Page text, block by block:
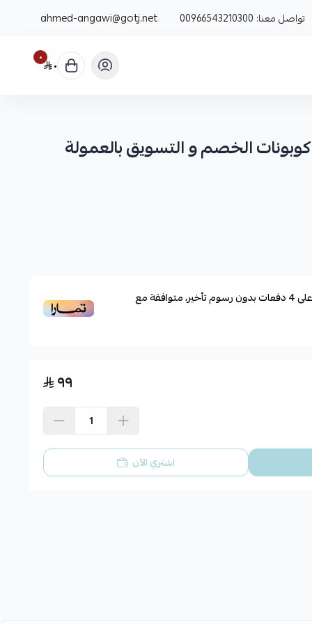
تواصل معنا: 00966543210300
ahmed-angawi@gotj.net
٠ ٠
الخصم و التسويق بالعمولة
على4دفعات بدون رسوم تأخير، متوافقة مع
٩٩
اشتري الآن